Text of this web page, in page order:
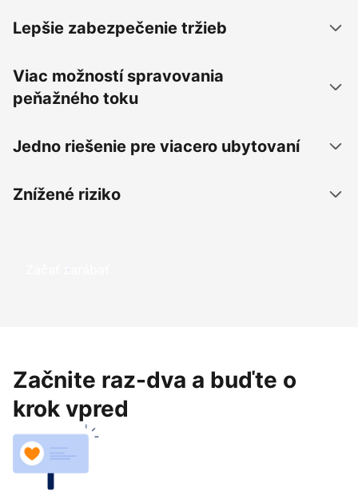
Lepšie zabezpečenie tržieb
Viac možností spravovania
peňažného toku
Jedno riešenie pre viacero ubytovaní
Znížené riziko
Začať zarábať
Začnite raz-dva a buďte o
krok vpred